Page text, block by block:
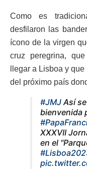
Como es
desfilaron las
ícono de la virgen
cruz peregrina,
llegar a Lisboa y
del próximo país
#JMJAsí
bienvenida
XXXVII
en el